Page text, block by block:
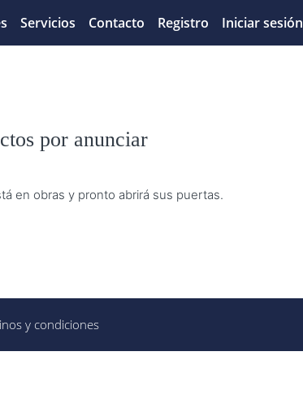
Servicios Contacto Registro Iniciar sesión
por anunciar
en obras y pronto abrirá sus puertas.
y condiciones